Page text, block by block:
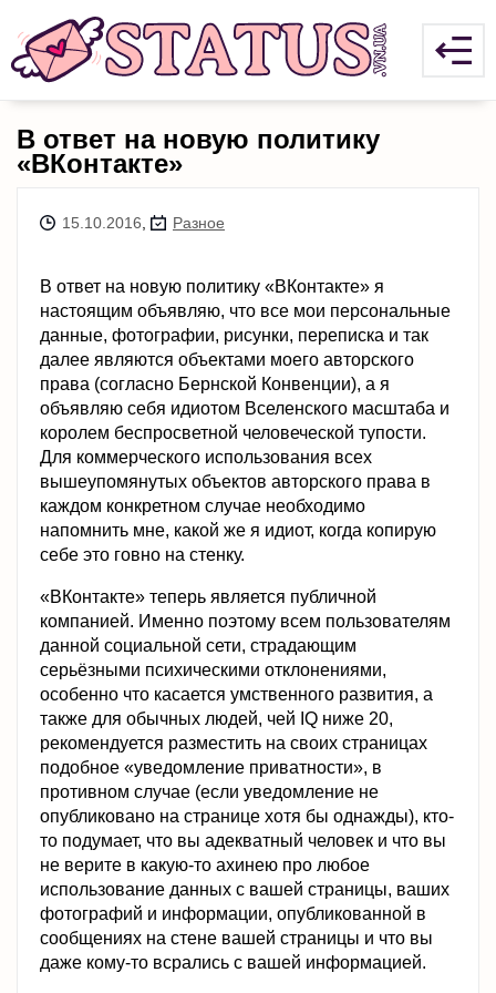
В ответ на новую политику
«ВКонтакте»
15.10.2016 Разное
В ответ на новую политику «ВКонтакте» я
настоящим объявляю, что все мои персональные
данные, фотографии, рисунки, переписка и так
далее являются объектами моего авторского
права (согласно Бернской Конвенции), а я
объявляю себя идиотом Вселенского масштаба и
королем беспросветной человеческой тупости.
Для коммерческого использования всех
вышеупомянутых объектов авторского права в
каждом конкретном случае необходимо
напомнить мне, какой же я идиот, когда копирую
себе это говно на стенку.
«ВКонтакте» теперь является публичной
компанией. Именно поэтому всем пользователям
данной социальной сети, страдающим
серьёзными психическими отклонениями,
особенно что касается умственного развития, а
также для обычных людей, чей IQ ниже 20,
рекомендуется разместить на своих страницах
подобное «уведомление приватности», в
противном случае (если уведомление не
опубликовано на странице хотя бы однажды), кто-
то подумает, что вы адекватный человек и что вы
не верите в какую-то ахинею про любое
использование данных с вашей страницы, ваших
фотографий и информации, опубликованной в
сообщениях на стене вашей страницы и что вы
даже кому-то всрались с вашей информацией.